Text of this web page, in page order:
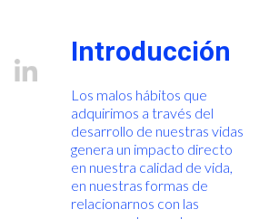
Introducción
Los malos hábitos que
adquirimos a través del
desarrollo de nuestras vidas
genera un impacto directo
en nuestra calidad de vida,
en nuestras formas de
relacionarnos con las